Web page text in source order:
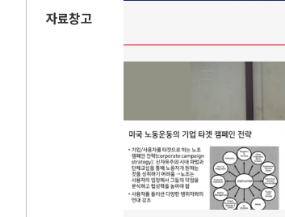
자료창고